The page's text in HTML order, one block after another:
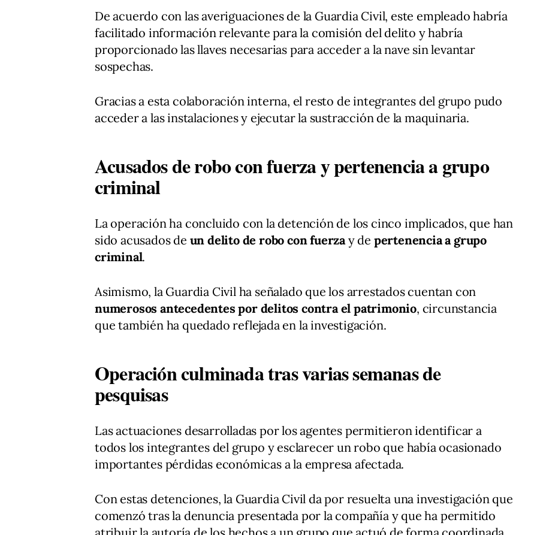
De acuerdo con las averiguaciones de la Guardia Civil, este empleado habría
facilitado información relevante para la comisión del delito y habría
proporcionado las llaves necesarias para acceder a la nave sin levantar
sospechas.
Gracias a esta colaboración interna, el resto de integrantes del grupo pudo
acceder a las instalaciones y ejecutar la sustracción de la maquinaria.
Acusados de robo con fuerza y pertenencia a grupo
criminal
La operación ha concluido con la detención de los cinco implicados, que han
sido acusados de un delito de robo con fuerza y de pertenencia a grupo
criminal.
Asimismo, la Guardia Civil ha señalado que los arrestados cuentan con
numerosos antecedentes por delitos contra el patrimonio, circunstancia
que también ha quedado reflejada en la investigación.
Operación culminada tras varias semanas de
pesquisas
Las actuaciones desarrolladas por los agentes permitieron identificar a
todos los integrantes del grupo y esclarecer un robo que había ocasionado
importantes pérdidas económicas a la empresa afectada.
Con estas detenciones, la Guardia Civil da por resuelta una investigación que
comenzó tras la denuncia presentada por la compañía y que ha permitido